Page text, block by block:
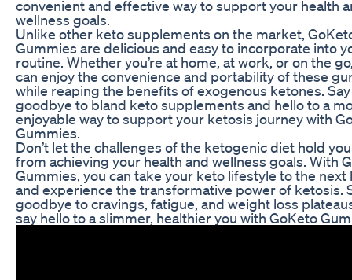
convenient and effective way to support your health
wellness goals.
Unlike other keto supplements on the market,
Gummies are delicious and easy to incorporate into
routine. Whether you’re at home, at work, or on the
can enjoy the convenience and portability of these
while reaping the benefits of exogenous ketones. Say
goodbye to bland keto supplements and hello to a
enjoyable way to support your ketosis journey with
Gummies.
Don’t let the challenges of the ketogenic diet hold
from achieving your health and wellness goals. With
Gummies, you can take your keto lifestyle to the next
and experience the transformative power of ketosis.
goodbye to cravings, fatigue, and weight loss
say hello to a slimmer, healthier you with GoKeto